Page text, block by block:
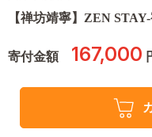
【禅坊靖寧】ZEN
寄付金額 167,000